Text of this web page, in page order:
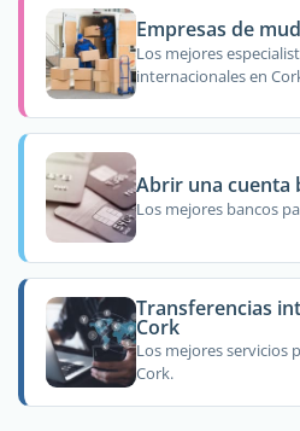
Empresas de
Los mejores
internacionales en
Abrir una cuenta
Los mejores bancos
Transferencias
Cork
Los mejores servicios
Cork.